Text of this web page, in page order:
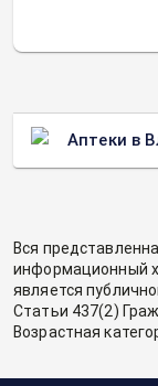
Аптеки в
Вся
информационный
является
Статьи 437(2)
Возрастная